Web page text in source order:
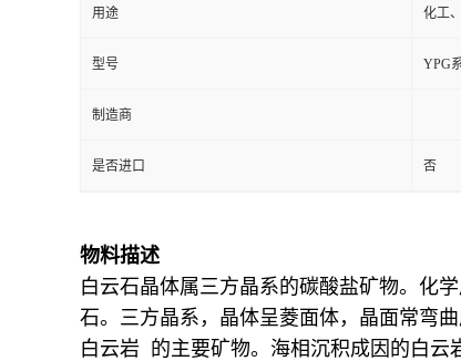
用途 化工
型号 YPG
制造商
是否进口 否
物料描述
白云石晶体属三方晶系的碳酸盐矿物。化
石。三方晶系，晶体呈菱面体，晶面常弯
白云岩 的主要矿物。海相沉积成因的白云